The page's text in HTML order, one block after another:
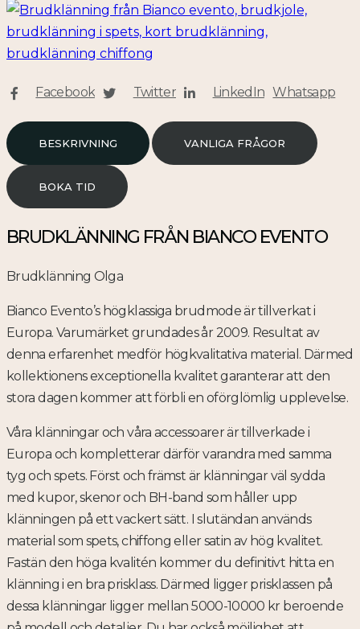
Facebook Twitter LinkedIn Whatsapp
BESKRIVNING VANLIGA FRÅGOR
BOKA TID
BRUDKLÄNNING FRÅN BIANCO EVENTO
Brudklänning Olga
Bianco Evento’s högklassiga brudmode är tillverkat i
Europa. Varumärket grundades år 2009. Resultat av
denna erfarenhet medför högkvalitativa material. Därmed
kollektionens exceptionella kvalitet garanterar att den
stora dagen kommer att förbli en oförglömlig upplevelse.
Våra klänningar och våra accessoarer är tillverkade i
Europa och kompletterar därför varandra med samma
tyg och spets. Först och främst är klänningar väl sydda
med kupor, skenor och BH-band som håller upp
klänningen på ett vackert sätt. I slutändan används
material som spets, chiffong eller satin av hög kvalitet.
Fastän den höga kvalitén kommer du definitivt hitta en
klänning i en bra prisklass. Därmed ligger prisklassen på
dessa klänningar ligger mellan 5000-10000 kr beroende